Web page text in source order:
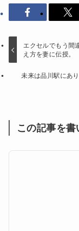
エクセルでもう間
え方を妻に伝授。
未来は品川駅にあ
この記事を書